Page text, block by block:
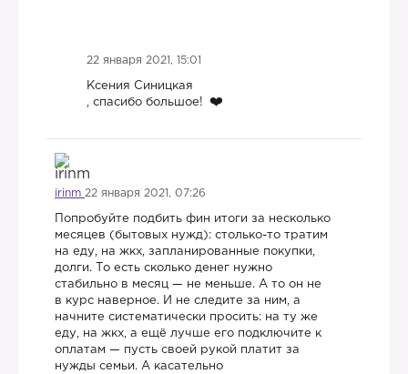
22 января 2021, 15:01
Ксения Синицкая
, спасибо большое!
irinm 22 января 2021, 07:26
Попробуйте подбить фин итоги за несколько
месяцев (бытовых нужд): столько-то тратим
на еду, на жкх, запланированные покупки,
долги. То есть сколько денег нужно
стабильно в месяц — не меньше. А то он не
в курс наверное. И не следите за ним, а
начните систематически просить: на ту же
еду, на жкх, а ещё лучше его подключите к
оплатам — пусть своей рукой платит за
нужды семьи. А касательно